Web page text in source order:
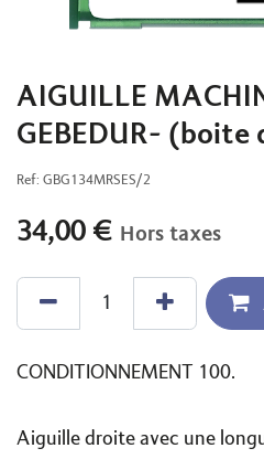
AIGUILLE
GEBEDUR- (boite
Ref: GBG134MRSES/2
34,00 € Hors taxes
CONDITIONNEMENT 100.
Aiguille droite avec une